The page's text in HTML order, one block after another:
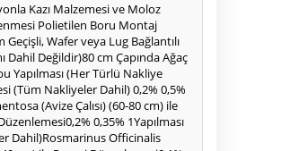
Kazı Malzemesi ve Moloz
Polietilen Boru Montaj
Wafer veya Lug Bağlantılı
Dahil Değildir)80 cm Çapında Ağaç
Yapılması (Her Türlü Nakliye
(Tüm Nakliyeler Dahil) 0,2% 0,5%
(Avize Çalısı) (60-80 cm) ile
0,35% 1Yapılması
Dahil)Rosmarinus Officinalis